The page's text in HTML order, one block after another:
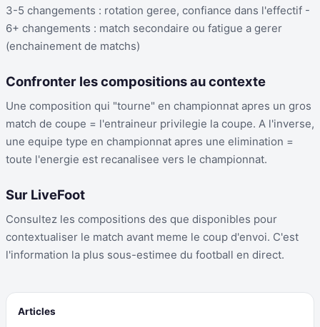
3-5 changements : rotation geree, confiance dans l'effectif -
6+ changements : match secondaire ou fatigue a gerer
(enchainement de matchs)
Confronter les compositions au contexte
Une composition qui "tourne" en championnat apres un gros
match de coupe = l'entraineur privilegie la coupe. A l'inverse,
une equipe type en championnat apres une elimination =
toute l'energie est recanalisee vers le championnat.
Sur LiveFoot
Consultez les compositions des que disponibles pour
contextualiser le match avant meme le coup d'envoi. C'est
l'information la plus sous-estimee du football en direct.
Articles